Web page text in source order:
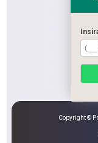
Copyright ©